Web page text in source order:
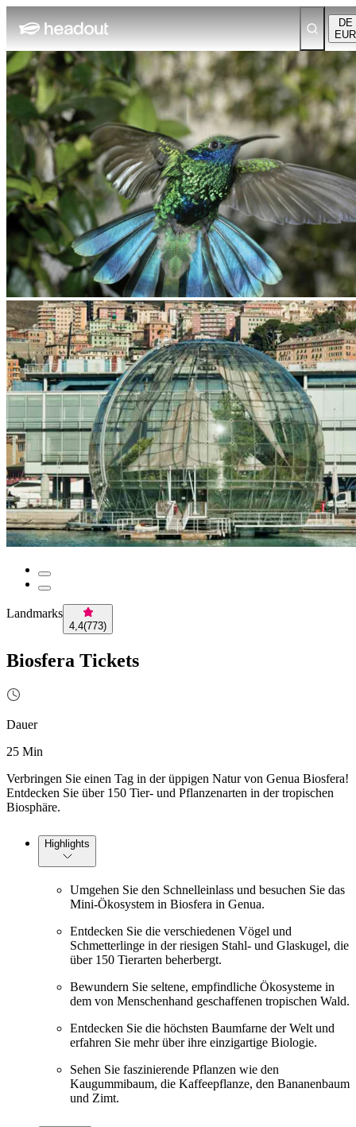
DE
EUR
Landmarks
4,4(773)
Biosfera Tickets
Dauer
25 Min
Verbringen Sie einen Tag in der üppigen Natur von Genua Biosfera!
Entdecken Sie über 150 Tier- und Pflanzenarten in der tropischen
Biosphäre.
Highlights
Umgehen Sie den Schnelleinlass und besuchen Sie das
Mini-Ökosystem in Biosfera in Genua.
Entdecken Sie die verschiedenen Vögel und
Schmetterlinge in der riesigen Stahl- und Glaskugel, die
über 150 Tierarten beherbergt.
Bewundern Sie seltene, empfindliche Ökosysteme in
dem von Menschenhand geschaffenen tropischen Wald.
Entdecken Sie die höchsten Baumfarne der Welt und
erfahren Sie mehr über ihre einzigartige Biologie.
Sehen Sie faszinierende Pflanzen wie den
Kaugummibaum, die Kaffeepflanze, den Bananenbaum
und Zimt.